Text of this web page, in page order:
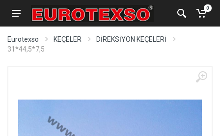
0
Eurotexso KEÇELER
DİREKSİYON KEÇELERİ
31*44,5*7,5